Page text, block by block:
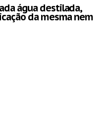
água destilada,
da mesma nem